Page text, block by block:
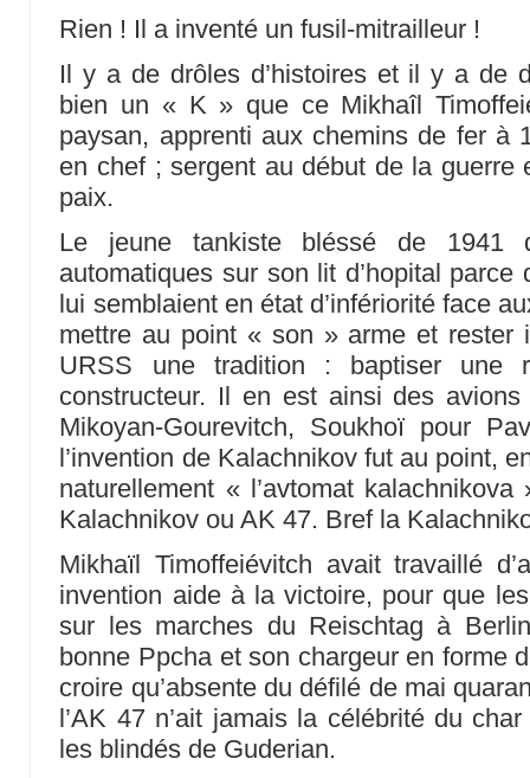
Rien ! Il a inventé un fusil-mitrailleur !
Il y a de drôles d’histoires et il y a de
bien un « K » que ce Mikhaîl
paysan, apprenti aux chemins de fer à
en chef ; sergent au début de la guerre
paix.
Le jeune tankiste bléssé de 1941
automatiques sur son lit d’hopital
lui semblaient en état d’infériorité face
mettre au point « son » arme et rester
URSS une tradition : baptiser une
constructeur. Il en est ainsi des
Mikoyan-Gourevitch, Soukhoï pour
l’invention de Kalachnikov fut au point,
naturellement « l’avtomat
Kalachnikov ou AK 47. Bref la
Mikhaïl Timoffeiévitch avait travaillé
invention aide à la victoire, pour que
sur les marches du Reischtag à
bonne Ppcha et son chargeur en forme
croire qu’absente du défilé de mai
l’AK 47 n’ait jamais la célébrité du
les blindés de Guderian.